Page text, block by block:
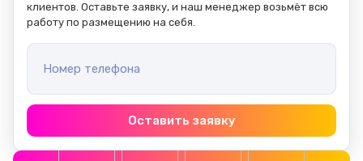
клиентов. Оставьте заявку, и наш менеджер возьмёт всю
работу по размещению на себя.
Номер телефона
Оставить заявку